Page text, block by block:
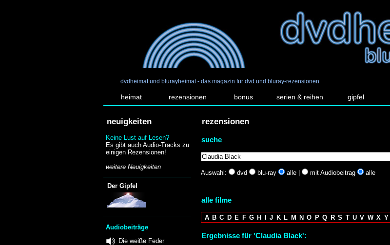
dvdheimat und blurayheimat - das magazin für dvd und bluray-rezensionen
heimat rezensionen bonus serien & reihen gipfel
neuigkeiten
Keine Lust auf Lesen?
Es gibt auch Audio-Tracks zu
einigen Rezensionen!
weitere Neuigkeiten
Der Gipfel
Audiobeiträge
Die weiße Feder
rezensionen
suche
Auswahl: dvd blu-ray alle | mit Audiobeitrag alle
alle filme
A B C D E F G H I J K L M N O P Q R S T U V W X Y
Ergebnisse für 'Claudia Black':